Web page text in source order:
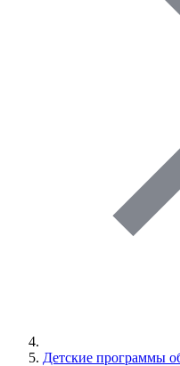
Детские программы